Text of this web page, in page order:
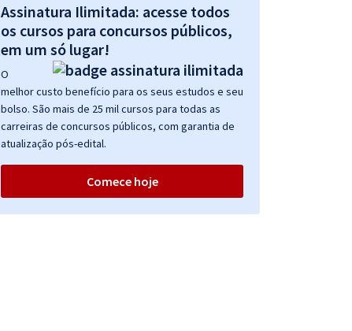
Assinatura Ilimitada: acesse todos
os cursos para concursos públicos,
em um só lugar!
O
melhor custo benefício para os seus estudos e seu
bolso. São mais de 25 mil cursos para todas as
carreiras de concursos públicos, com garantia de
atualização pós-edital.
Comece hoje